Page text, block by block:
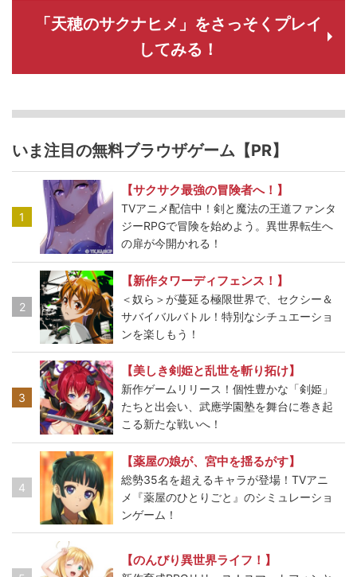
「天穂のサクナヒメ」をさっそくプレイ
してみる！
いま注目の無料ブラウザゲーム【PR】
1
【サクサク最強の冒険者へ！】
TVアニメ配信中！剣と魔法の王道ファンタ
ジーRPGで冒険を始めよう。異世界転生へ
の扉が今開かれる！
2
【新作タワーディフェンス！】
＜奴ら＞が蔓延る極限世界で、セクシー＆
サバイバルバトル！特別なシチュエーショ
ンを楽しもう！
3
【美しき剣姫と乱世を斬り拓け】
新作ゲームリリース！個性豊かな「剣姫」
たちと出会い、武應学園塾を舞台に巻き起
こる新たな戦いへ！
4
【薬屋の娘が、宮中を揺るがす】
総勢35名を超えるキャラが登場！TVアニ
メ『薬屋のひとりごと』のシミュレーショ
ンゲーム！
【のんびり異世界ライフ！】